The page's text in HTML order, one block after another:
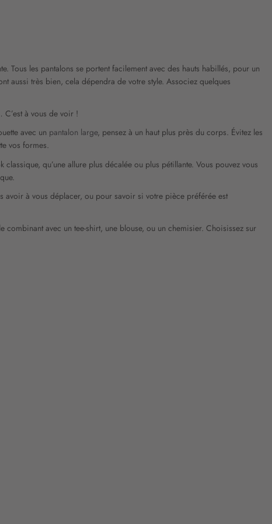
Tous les pantalons se portent facilement avec des hauts habillés, pour un
aussi très bien, cela dépendra de votre style. Associez quelques
à vous de voir !
avec un pantalon large, pensez à un haut plus près du corps. Évitez les
vos formes.
qu’une allure plus décalée ou plus pétillante. Vous pouvez vous
avoir à vous déplacer, ou pour savoir si votre pièce préférée est
avec un tee-shirt, une blouse, ou un chemisier. Choisissez sur